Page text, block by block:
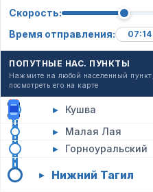
Скорость:
Время отправления:
ПОПУТНЫЕ НАС. ПУНКТЫ
Нажмите на любой населенный
посмотреть его на карте
▸ Кушва
▸ Малая Лая
▸ Горноуральский
▸ Нижний Тагил